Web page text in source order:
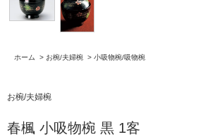
ホーム > お椀/夫婦椀 > 小吸物椀/吸物椀
お椀/夫婦椀
春楓 小吸物椀 黒 1客